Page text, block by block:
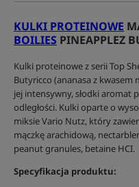
KULKI PROTEINOWE
BOILIES PINEAPPLEZ
Kulki proteinowe z serii Top
Butyricco (ananasa z kwasem
jej intensywny, słodki aromat
odległości. Kulki oparte o
miksie Vario Nutz, który
mączkę arachidową,
peanut granules, betaine HCI.
Specyfikacja produktu: